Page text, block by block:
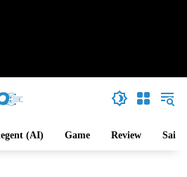
(AI) Game Review Sains